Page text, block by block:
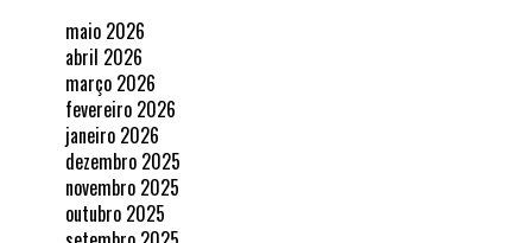
maio 2026
abril 2026
março 2026
fevereiro 2026
janeiro 2026
dezembro 2025
novembro 2025
outubro 2025